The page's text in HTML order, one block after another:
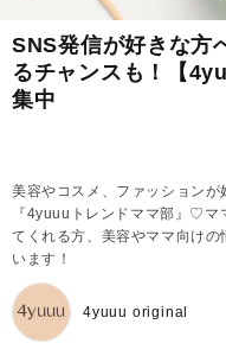
SNS発信が好きな方
るチャンスも！【
集中
美容やコスメ、ファッション
『4yuuuトレンドママ部』♡マ
てくれる方、美容やママ向け
います！
4yuuu original